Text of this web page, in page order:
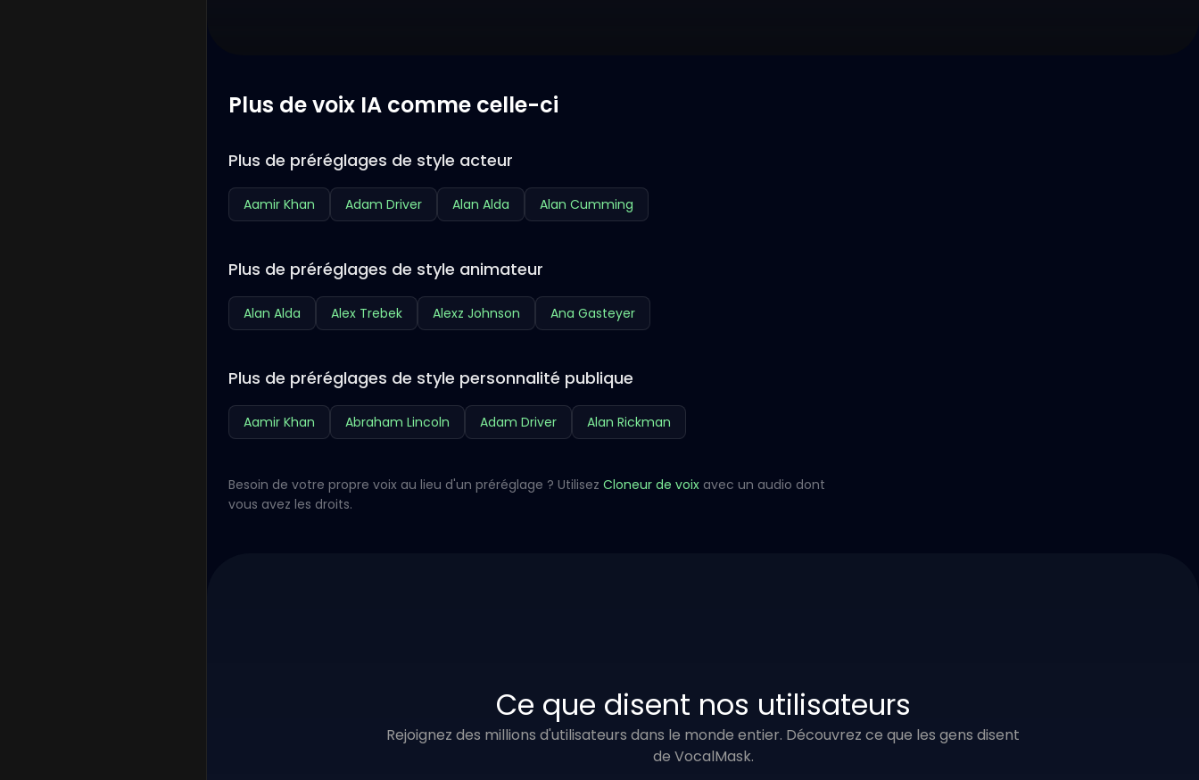
Plus de voix IA comme celle-ci
Plus de préréglages de style acteur
Aamir Khan Adam Driver Alan Alda Alan Cumming
Plus de préréglages de style animateur
Alan Alda Alex Trebek Alexz Johnson Ana Gasteyer
Plus de préréglages de style personnalité publique
Aamir Khan Abraham Lincoln Adam Driver Alan Rickman
Besoin de votre propre voix au lieu d'un préréglage ? Utilisez Cloneur de voix avec un audio dont
vous avez les droits.
Ce que disent nos utilisateurs
Rejoignez des millions d'utilisateurs dans le monde entier. Découvrez ce que les gens disent
de VocalMask.